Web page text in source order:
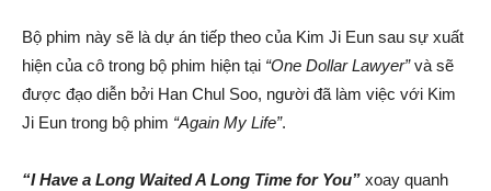
Bộ phim này sẽ là dự án tiếp theo của Kim Ji Eun sau sự xuất
hiện của cô trong bộ phim hiện tại “One Dollar Lawyer”và sẽ
được đạo diễn bởi Han Chul Soo, người đã làm việc với Kim
Ji Eun trong bộ phim “Again My Life”.
“I Have a Long Waited A Long Time for You” xoay quanh